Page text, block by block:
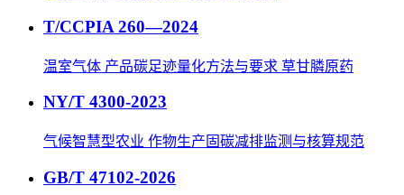
T/CCPIA 260—2024
温室气体 产品碳足迹量化方法与要求 草甘膦原药
NY/T 4300-2023
气候智慧型农业 作物生产固碳减排监测与核算规范
GB/T 47102-2026